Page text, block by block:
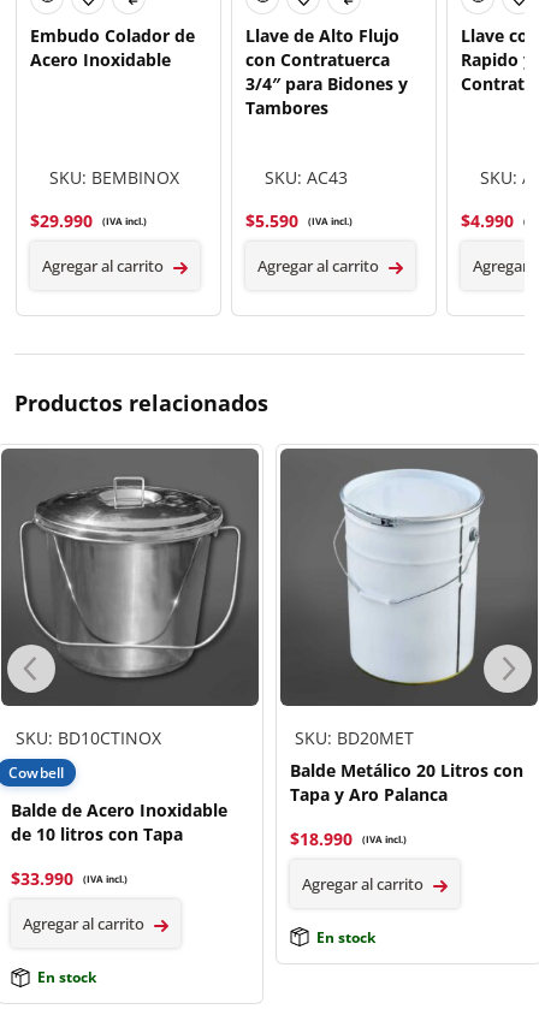
Embudo Colador de
Acero Inoxidable
SKU: BEMBINOX
$29.990 (IVA incl.)
Agregar al carrito
Llave de Alto Flujo
con Contratuerca
3/4″ para Bidones y
Tambores
SKU: AC43
$5.590 (IVA incl.)
Agregar al carrito
Llave
Rapido y
SKU:
$4.990
Agregar
Productos relacionados
SKU: BD10CTINOX
Cowbell
Balde de Acero Inoxidable
de 10 litros con Tapa
$33.990 (IVA incl.)
Agregar al carrito
En stock
SKU: BD20MET
Balde Metálico 20 Litros con
Tapa y Aro Palanca
$18.990 (IVA incl.)
Agregar al carrito
En stock